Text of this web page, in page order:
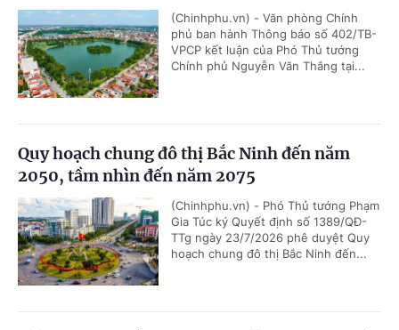
(Chinhphu.vn) - Văn phòng Chính
phủ ban hành Thông báo số 402/TB-
VPCP kết luận của Phó Thủ tướng
Chính phủ Nguyễn Văn Thắng tại...
Quy hoạch chung đô thị Bắc Ninh đến năm
2050, tầm nhìn đến năm 2075
(Chinhphu.vn) - Phó Thủ tướng Phạm
Gia Túc ký Quyết định số 1389/QĐ-
TTg ngày 23/7/2026 phê duyệt Quy
hoạch chung đô thị Bắc Ninh đến...